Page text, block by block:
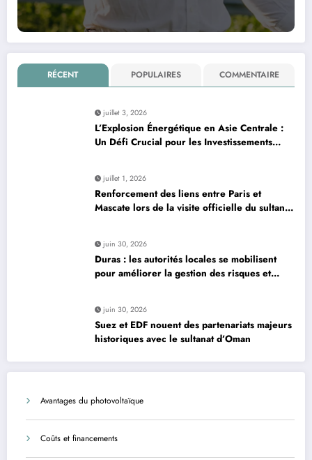
RÉCENT POPULAIRES COMMENTAIRE
juillet 3, 2026
L’Explosion Énergétique en Asie Centrale :
Un Défi Crucial pour les Investissements
juillet 1, 2026
Renforcement des liens entre Paris et
Mascate lors de la visite officielle du sultan
juin 30, 2026
Duras : les autorités locales se mobilisent
pour améliorer la gestion des risques et
juin 30, 2026
Suez et EDF nouent des partenariats majeurs
historiques avec le sultanat d’Oman
Avantages du photovoltaïque
Coûts et financements